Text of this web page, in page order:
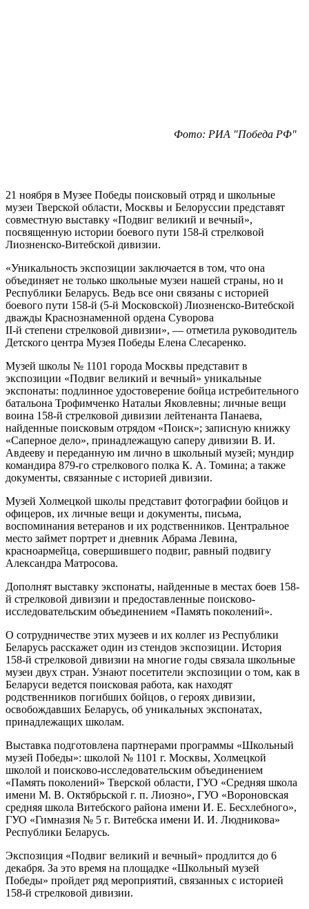
Фото: РИА "Победа РФ"
21 ноября в Музее Победы поисковый отряд и школьные
музеи Тверской области, Москвы и Белоруссии представят
совместную выставку «Подвиг великий и вечный»,
посвященную истории боевого пути 158-й стрелковой
Лиозненско-Витебской дивизии.
«Уникальность экспозиции заключается в том, что она
объединяет не только школьные музеи нашей страны, но и
Республики Беларусь. Ведь все они связаны с историей
боевого пути 158-й (5-й Московской) Лиозненско-Витебской
дважды Краснознаменной ордена Суворова
II-й степени стрелковой дивизии», — отметила руководитель
Детского центра Музея Победы Елена Слесаренко.
Музей школы № 1101 города Москвы представит в
экспозиции «Подвиг великий и вечный» уникальные
экспонаты: подлинное удостоверение бойца истребительного
батальона Трофимченко Натальи Яковлевны; личные вещи
воина 158-й стрелковой дивизии лейтенанта Панаева,
найденные поисковым отрядом «Поиск»; записную книжку
«Саперное дело», принадлежащую саперу дивизии В. И.
Авдееву и переданную им лично в школьный музей; мундир
командира 879-го стрелкового полка К. А. Томина; а также
документы, связанные с историей дивизии.
Музей Холмецкой школы представит фотографии бойцов и
офицеров, их личные вещи и документы, письма,
воспоминания ветеранов и их родственников. Центральное
место займет портрет и дневник Абрама Левина,
красноармейца, совершившего подвиг, равный подвигу
Александра Матросова.
Дополнят выставку экспонаты, найденные в местах боев 158-
й стрелковой дивизии и предоставленные поисково-
исследовательским объединением «Память поколений».
О сотрудничестве этих музеев и их коллег из Республики
Беларусь расскажет один из стендов экспозиции. История
158-й стрелковой дивизии на многие годы связала школьные
музеи двух стран. Узнают посетители экспозиции о том, как в
Беларуси ведется поисковая работа, как находят
родственников погибших бойцов, о героях дивизии,
освобождавших Беларусь, об уникальных экспонатах,
принадлежащих школам.
Выставка подготовлена партнерами программы «Школьный
музей Победы»: школой № 1101 г. Москвы, Холмецкой
школой и поисково-исследовательским объединением
«Память поколений» Тверской области, ГУО «Средняя школа
имени М. В. Октябрьской г. п. Лиозно», ГУО «Вороновская
средняя школа Витебского района имени И. Е. Бесхлебного»,
ГУО «Гимназия № 5 г. Витебска имени И. И. Людникова»
Республики Беларусь.
Экспозиция «Подвиг великий и вечный» продлится до 6
декабря. За это время на площадке «Школьный музей
Победы» пройдет ряд мероприятий, связанных с историей
158-й стрелковой дивизии.